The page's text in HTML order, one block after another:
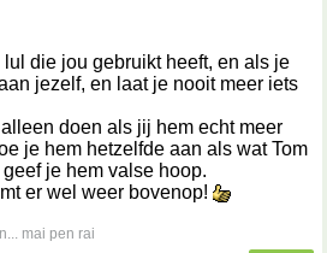
die jou gebruikt heeft, en als je
jezelf, en laat je nooit meer iets
doen als jij hem echt meer
je hem hetzelfde aan als wat Tom
je hem valse hoop.
er wel weer bovenop!
mai pen rai